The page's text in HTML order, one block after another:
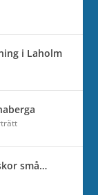
i Laholm
små…